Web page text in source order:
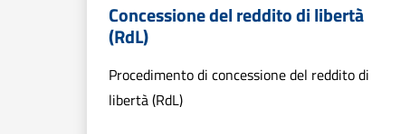
Concessione del reddito di libertà
(RdL)
Procedimento di concessione del reddito di
libertà (RdL)